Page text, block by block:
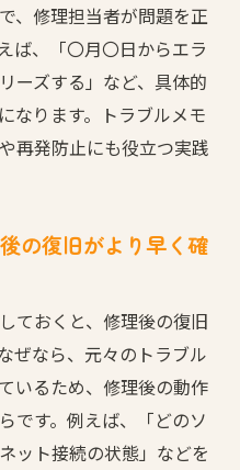
、修理担当者が問題を正
ば、「〇月〇日からエラ
ーズする」など、具体的
なります。トラブルメモ
再発防止にも役立つ実践
の復旧がより早く確
ておくと、修理後の復旧
ぜなら、元々のトラブル
いるため、修理後の動作
です。例えば、「どのソ
ット接続の状態」などを